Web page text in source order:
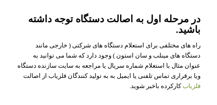
در مرحله اول به اصالت دستگاه توجه داشته
باشید.
راه های مختلفی برای استعلام دستگاه های شرکتی ( خارجی مانند
دستگاه های مینلب و سان استون ) وجود دارد که شما می توانید به
عنوان مثال با استعلام شماره سریال یا مراجعه به سایت سازنده دستگاه
ویا برقراری تماس تلفنی یا ایمیل به به تولید کنندگان فلزیاب از اصالت
فلزیابکارکرده باخبر شوید.